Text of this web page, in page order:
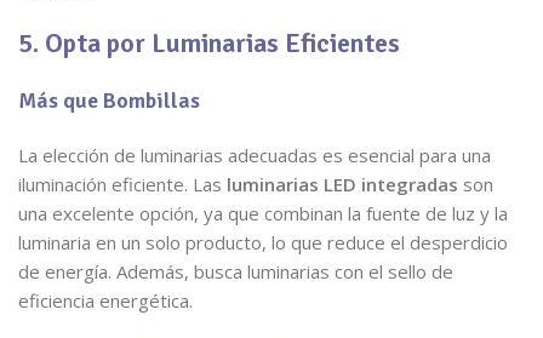
5. Opta por Luminarias Eficientes
Más que Bombillas
La elección de luminarias adecuadas es esencial para una
iluminación eficiente. Las luminarias LED integradas son
una excelente opción, ya que combinan la fuente de luz y la
luminaria en un solo producto, lo que reduce el desperdicio
de energía. Además, busca luminarias con el sello de
eficiencia energética.